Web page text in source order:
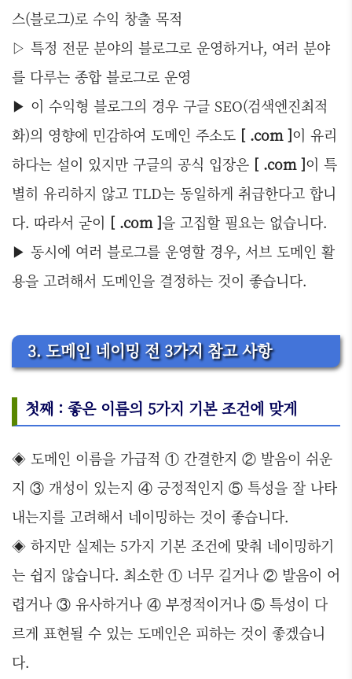
스(블로그)로 수익 창출 목적
▷ 특정 전문 분야의 블로그로 운영하거나, 여러 분야
를 다루는 종합 블로그로 운영
▶ 이 수익형 블로그의 경우 구글 SEO(검색엔진최적
화)의 영향에 민감하여 도메인 주소도 [ .com ]이 유리
하다는 설이 있지만 구글의 공식 입장은 [ .com ]이 특
별히 유리하지 않고 TLD는 동일하게 취급한다고 합니
다. 따라서 굳이 [ .com ]을 고집할 필요는 없습니다.
▶ 동시에 여러 블로그를 운영할 경우, 서브 도메인 활
용을 고려해서 도메인을 결정하는 것이 좋습니다.
3. 도메인 네이밍 전 3가지 참고 사항
첫째 : 좋은 이름의 5가지 기본 조건에 맞게
◈ 도메인 이름을 가급적 ① 간결한지 ② 발음이 쉬운
지 ③ 개성이 있는지 ④ 긍정적인지 ⑤ 특성을 잘 나타
내는지를 고려해서 네이밍하는 것이 좋습니다.
◈ 하지만 실제는 5가지 기본 조건에 맞춰 네이밍하기
는 쉽지 않습니다. 최소한 ① 너무 길거나 ② 발음이 어
렵거나 ③ 유사하거나 ④ 부정적이거나 ⑤ 특성이 다
르게 표현될 수 있는 도메인은 피하는 것이 좋겠습니
다.